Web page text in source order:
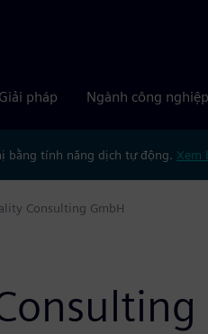
Giải pháp Ngành công nghiệp
bằng tính năng dịch tự động. Xem
Consulting GmbH